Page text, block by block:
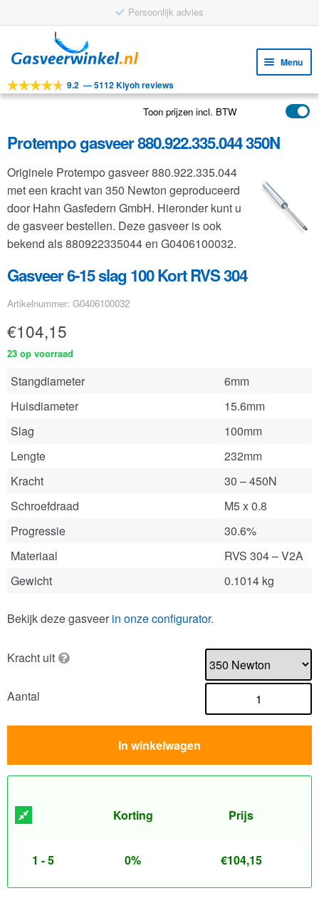
Persoonlijk advies
door
navigatie
naar
inhoud
Menu
Tools
Toepassingen
Klantenservice
FAQ
9.2 —5112 Kiyoh reviews
Toon prijzen incl. BTW
Protempo gasveer 880.922.335.044 350N
Originele Protempo gasveer 880.922.335.044
met een kracht van 350 Newton geproduceerd
door Hahn Gasfedern GmbH. Hieronder kunt u
de gasveer bestellen. Deze gasveer is ook
bekend als 880922335044 en G0406100032.
Gasveer 6-15 slag 100 Kort RVS 304
Artikelnummer: G0406100032
€104,15
23 op voorraad
Stangdiameter
6mm
Huisdiameter
15.6mm
Slag
100mm
Lengte
232mm
Kracht
30 – 450N
Schroefdraad
M5 x 0.8
Progressie
30.6%
Materiaal
RVS 304 – V2A
Gewicht
0.1014 kg
Bekijk deze gasveer in onze configurator.
Kracht uit
Aantal
In winkelwagen
Korting Prijs
1 - 5 0% €104,15